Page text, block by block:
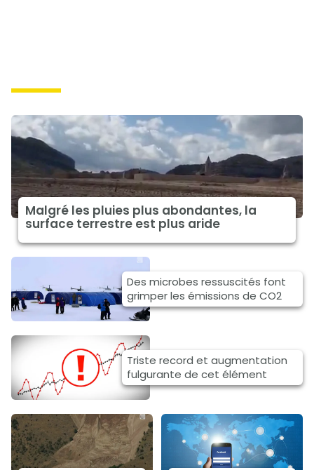
Malgré les pluies plus abondantes, la
surface terrestre est plus aride
Des microbes ressuscités font
grimper les émissions de CO2
Triste record et augmentation
fulgurante de cet élément